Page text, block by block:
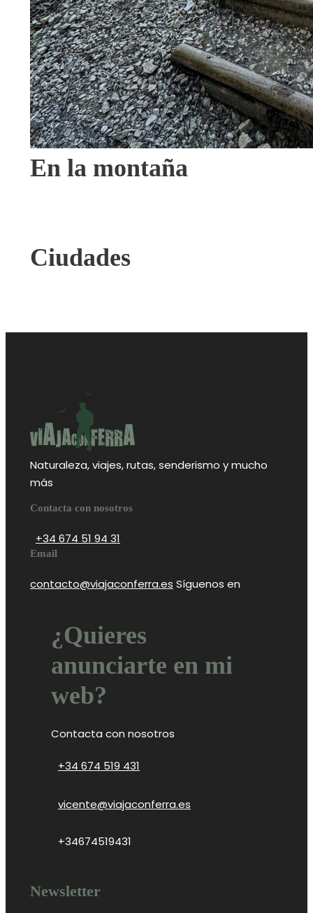
En la montaña
Ciudades
Naturaleza, viajes, rutas, senderismo y mucho
más
Contacta con nosotros
+34 674 51 94 31
Email
contacto@viajaconferra.es Síguenos en
¿Quieres
anunciarte en mi
web?
Contacta con nosotros
+34 674 519 431
vicente@viajaconferra.es
+34674519431
Newsletter